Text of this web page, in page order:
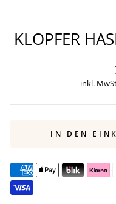
KLOPFER
inkl.
IN DEN